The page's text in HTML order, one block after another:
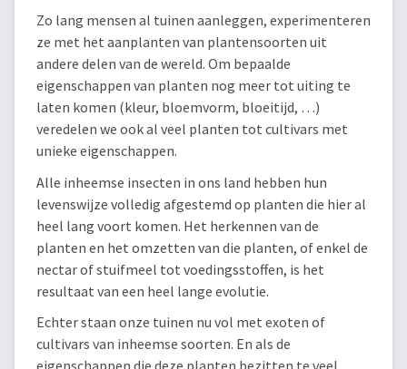
Zo lang mensen al tuinen aanleggen, experimenteren
ze met het aanplanten van plantensoorten uit
andere delen van de wereld. Om bepaalde
eigenschappen van planten nog meer tot uiting te
laten komen (kleur, bloemvorm, bloeitijd, …)
veredelen we ook al veel planten tot cultivars met
unieke eigenschappen.
Alle inheemse insecten in ons land hebben hun
levenswijze volledig afgestemd op planten die hier al
heel lang voort komen. Het herkennen van de
planten en het omzetten van die planten, of enkel de
nectar of stuifmeel tot voedingsstoffen, is het
resultaat van een heel lange evolutie.
Echter staan onze tuinen nu vol met exoten of
cultivars van inheemse soorten. En als de